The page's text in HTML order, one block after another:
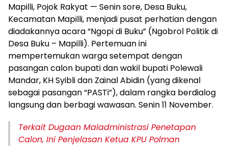
Mapilli, Pojok Rakyat — Senin sore, Desa Buku,
Kecamatan Mapilli, menjadi pusat perhatian dengan
diadakannya acara “Ngopi di Buku” (Ngobrol Politik di
Desa Buku – Mapilli). Pertemuan ini
mempertemukan warga setempat dengan
pasangan calon bupati dan wakil bupati Polewali
Mandar, KH Syibli dan Zainal Abidin (yang dikenal
sebagai pasangan “PASTi”), dalam rangka berdialog
langsung dan berbagi wawasan. Senin 11 November.
Terkait Dugaan Maladministrasi Penetapan
Calon, Ini Penjelasan Ketua KPU Polman